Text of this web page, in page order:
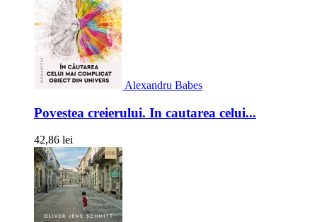
Alexandru Babes
Povestea creierului. In cautarea celui...
42,86 lei